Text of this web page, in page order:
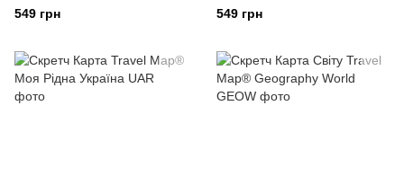
549 грн 549 грн